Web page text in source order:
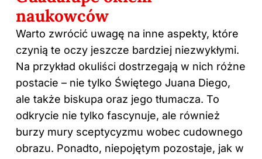
naukowców
Warto zwrócić uwagę na inne aspekty, które
czynią te oczy jeszcze bardziej niezwykłymi.
Na przykład okuliści dostrzegają w nich różne
postacie – nie tylko Świętego Juana Diego,
ale także biskupa oraz jego tłumacza. To
odkrycie nie tylko fascynuje, ale również
burzy mury sceptycyzmu wobec cudownego
obrazu. Ponadto, niepojętym pozostaje, jak w